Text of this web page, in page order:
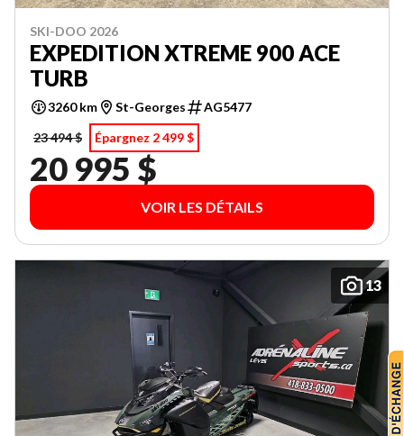
SKI-DOO 2026
EXPEDITION XTREME 900 ACE
TURB
3260 km St-Georges
AG5477
23 494 $
Épargnez 2 499 $
20 995 $
VOIR LES DÉTAILS
13